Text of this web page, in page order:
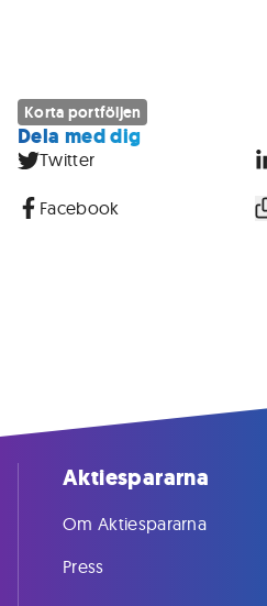
Korta portföljen
Dela med dig
Twitter
Facebook
Aktiespararna
Om Aktiespararna
Press